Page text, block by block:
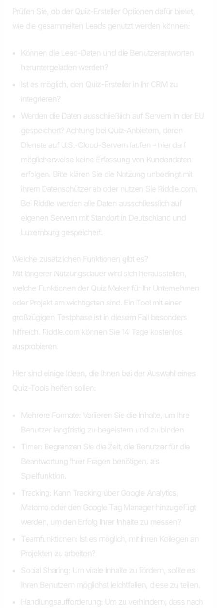
Prüfen Sie, ob der Quiz-Ersteller Optionen dafür bietet,
wie die gesammelten Leads genutzt werden können:
Können die Lead-Daten und die Benutzerantworten
heruntergeladen werden?
Ist es möglich, den Quiz-Ersteller in Ihr CRM zu
integrieren?
Werden die Daten ausschließlich auf Servern in der EU
gespeichert? Achtung bei Quiz-Anbietern, deren
Dienste auf U.S.-Cloud-Servern laufen – hier darf
möglicherweise keine Erfassung von Kundendaten
erfolgen. Bitte klären Sie die Nutzung unbedingt mit
ihrem Datenschützer ab oder nutzen Sie Riddle.com.
Bei Riddle werden alle Daten ausschliesslich auf
eigenen Servern mit Standort in Deutschland und
Luxemburg gespeichert.
Welche zusätzlichen Funktionen gibt es?
Mit längerer Nutzungsdauer wird sich herausstellen,
welche Funktionen der Quiz Maker für Ihr Unternehmen
oder Projekt am wichtigsten sind. Ein Tool mit einer
großzügigen Testphase ist in diesem Fall besonders
hilfreich. Riddle.com können Sie 14 Tage kostenlos
ausprobieren.
Hier sind einige Ideen, die Ihnen bei der Auswahl eines
Quiz-Tools helfen sollen:
Mehrere Formate: Variieren Sie die Inhalte, um Ihre
Benutzer langfristig zu begeistern und zu binden
Timer: Begrenzen Sie die Zeit, die Benutzer für die
Beantwortung Ihrer Fragen benötigen, als
Spielfunktion.
Tracking: Kann Tracking über Google Analytics,
Matomo oder den Google Tag Manager hinzugefügt
werden, um den Erfolg Ihrer Inhalte zu messen?
Teamfunktionen: Ist es möglich, mit Ihren Kollegen an
Projekten zu arbeiten?
Social Sharing: Um virale Inhalte zu fördern, sollte es
Ihren Benutzern möglichst leichtfallen, diese zu teilen.
Handlungsaufforderung: Um zu verhindern, dass nach